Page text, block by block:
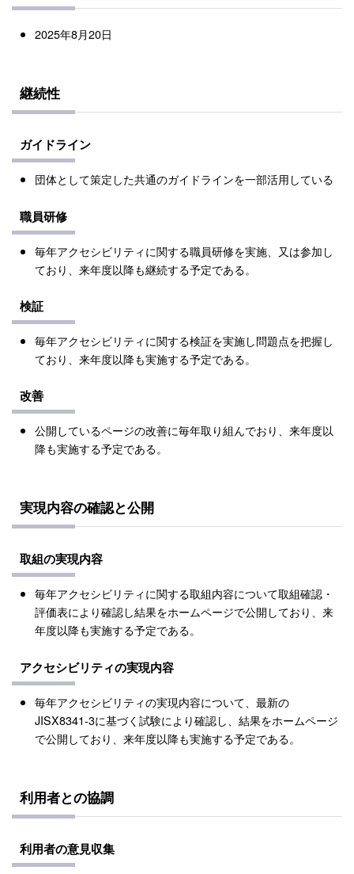
2025年8月20日
継続性
ガイドライン
団体として策定した共通のガイドラインを一部活用している
職員研修
毎年アクセシビリティに関する職員研修を実施、又は参加し
ており、来年度以降も継続する予定である。
検証
毎年アクセシビリティに関する検証を実施し問題点を把握し
ており、来年度以降も実施する予定である。
改善
公開しているページの改善に毎年取り組んでおり、来年度以
降も実施する予定である。
実現内容の確認と公開
取組の実現内容
毎年アクセシビリティに関する取組内容について取組確認・
評価表により確認し結果をホームページで公開しており、来
年度以降も実施する予定である。
アクセシビリティの実現内容
毎年アクセシビリティの実現内容について、最新の
JISX8341-3に基づく試験により確認し、結果をホームページ
で公開しており、来年度以降も実施する予定である。
利用者との協調
利用者の意見収集